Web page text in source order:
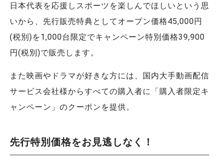
日本代表を応援しスポーツを楽しんでほしいという思
いから、先行販売特典としてオープン価格45,000円
(税別)を1,000台限定でキャンペーン特別価格39,900
円(税別)で販売します。
また映画やドラマが好きな方には、国内大手動画配信
サービス会社様からすべての購入者に「購入者限定キ
ャンペーン」のクーポンを提供。
先行特別価格をお見逃しなく！